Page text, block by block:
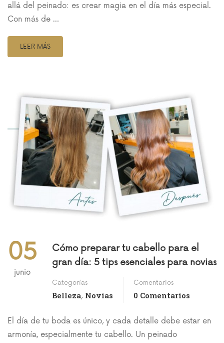
allá del peinado: es crear magia en el día más especial.
Con más de …
LEER MÁS
05
junio
Cómo preparar tu cabello para el
gran día: 5 tips esenciales para novias
Categorías
Belleza, Novias
Comentarios
0 Comentarios
El día de tu boda es único, y cada detalle debe estar en
armonía, especialmente tu cabello. Un peinado